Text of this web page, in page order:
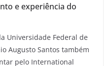
e experiência do
Universidade Federal de
Augusto Santos também
pelo International